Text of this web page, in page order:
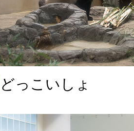
どっこいしょ